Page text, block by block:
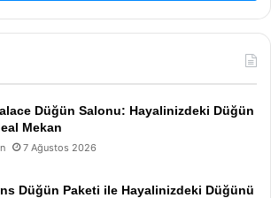
Düğün Salonu: Hayalinizdeki Düğün
Mekan
7 Ağustos 2026
Düğün Paketi ile Hayalinizdeki Düğünü